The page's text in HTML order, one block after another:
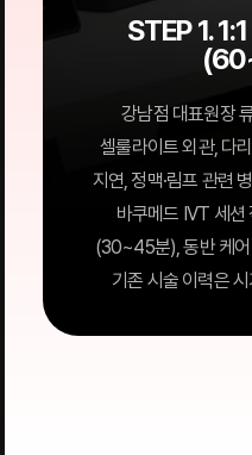
STEP 1.
강남점 대표원장
셀룰라이트 외관, 다
지연, 정맥·림프 관련
바쿠메드 IVT 세션
(30~45분), 동반 케어
기존 시술 이력은